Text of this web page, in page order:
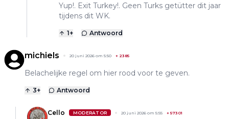
Yup!. Exit Turkey!. Geen Turks getütter dit jaar
tijdens dit WK.
1+ Antwoord
michiels 20 juni 2026 om 5:50 + 2385
Belachelijke regel om hier rood voor te geven.
3+ Antwoord
Cello MODERATOR 20 juni 2026 om 5:55 +57301